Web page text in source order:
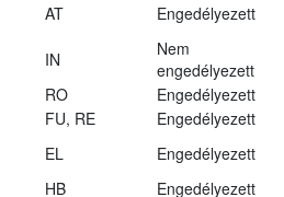
AT Engedélyezett
IN
Nem
engedélyezett
RO
Engedélyezett
FU, RE
Engedélyezett
EL
Engedélyezett
HB Engedélyezett